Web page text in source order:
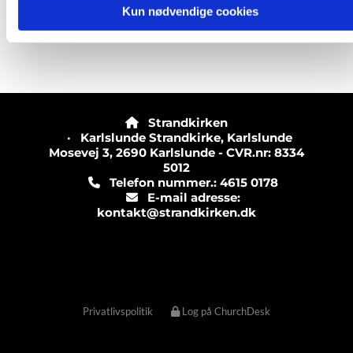
Kun nødvendige cookies

Strandkirken
· Karlslunde Strandkirke, Karlslunde
Mosevej 3, 2690 Karlslunde - CVR.nr: 8334
5012
Telefon nummer.: 4615 0178
E-mail adresse:
kontakt@strandkirken.dk
Privatlivspolitik Log på ChurchDesk